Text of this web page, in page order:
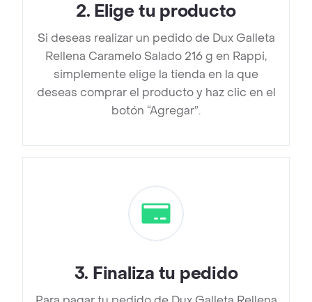
2. Elige tu producto
Si deseas realizar un pedido de Dux Galleta
Rellena Caramelo Salado 216 g en Rappi,
simplemente elige la tienda en la que
deseas comprar el producto y haz clic en el
botón “Agregar”.
3. Finaliza tu pedido